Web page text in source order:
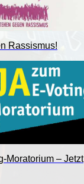
Rassismus!
Moratorium – Jetzt